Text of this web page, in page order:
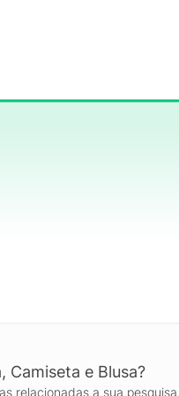
Camiseta e Blusa?
relacionadas a sua